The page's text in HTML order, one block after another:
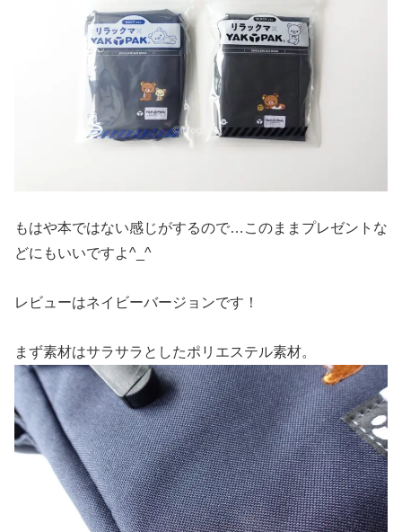
もはや本ではない感じがするので…このままプレゼントな
どにもいいですよ^_^
レビューはネイビーバージョンです！
まず素材はサラサラとしたポリエステル素材。